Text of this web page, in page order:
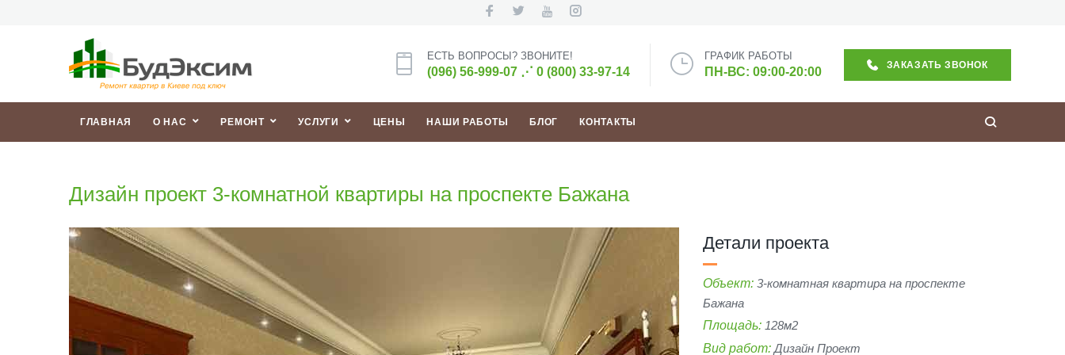
ЕСТЬ ВОПРОСЫ? ЗВОНИТЕ!
(096) 56-999-07⋰ 0 (800) 33-97-14
ГРАФИК РАБОТЫ
ПН-ВС: 09:00-20:00 ЗАКАЗАТЬ ЗВОНОК
ГЛАВНАЯ О НАС РЕМОНТ УСЛУГИ ЦЕНЫ НАШИ РАБОТЫ БЛОГ КОНТАКТЫ
Дизайн проект 3-комнатной квартиры на проспекте Бажана
Детали проекта
Объект: 3-комнатная квартира на проспекте
Бажана
Площадь: 128м2
Вид работ: Дизайн Проект